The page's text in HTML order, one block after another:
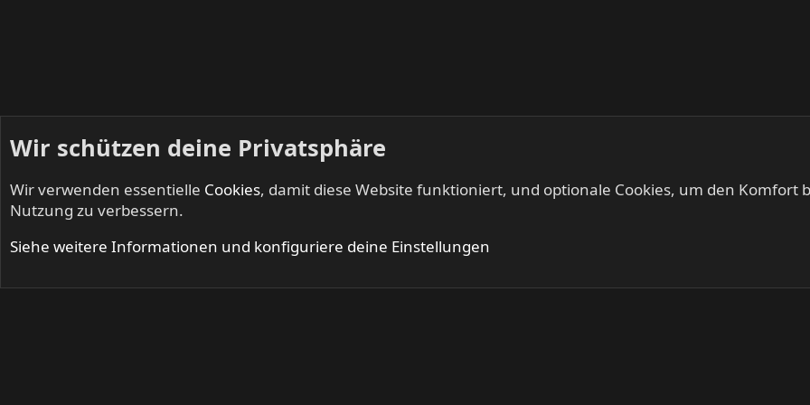
Startseite Mitglieder
Wir schützen deine Privatsphäre
Wir verwenden essentielle Cookies, damit diese Website funktioniert, und optionale Cookies, um den Komfort
Nutzung zu verbessern.
Siehe weitere Informationen und konfiguriere deine Einstellungen